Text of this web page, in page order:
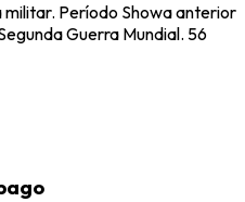
Período Showa anterior
Guerra Mundial. 56